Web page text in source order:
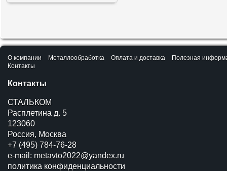
О компании Металлообработка Оплата и доставка
Полезная
Контакты
Контакты
СТАЛЬКОМ
Расплетина д. 5
123060
Россия, Москва
+7 (495) 784-76-28
e-mail: metavto2022@yandex.ru
политика конфиденциальности